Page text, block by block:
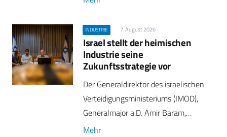
INDUSTRIE 7. August 2026
Israel stellt der heimischen
Industrie seine
Zukunftsstrategie vor
Der Generaldirektor des israelischen
Verteidigungsministeriums (IMOD),
Generalmajor a.D. Amir Baram,…
Mehr